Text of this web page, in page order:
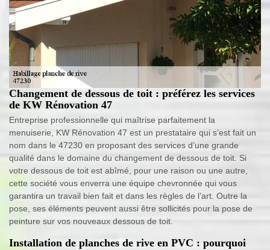
Changement de dessous de toit : préférez les services
de KW Rénovation 47
Entreprise professionnelle qui maîtrise parfaitement la
menuiserie, KW Rénovation 47 est un prestataire qui s’est fait un
nom dans le 47230 en proposant des services d’une grande
qualité dans le domaine du changement de dessous de toit. Si
votre dessous de toit est abîmé, pour une raison ou une autre,
cette société vous enverra une équipe chevronnée qui vous
garantira un travail bien fait et dans les règles de l’art. Outre la
pose, ses éléments peuvent aussi être sollicités pour la pose de
peinture sur vos nouveaux dessous de toit.
Installation de planches de rive en PVC : pourquoi